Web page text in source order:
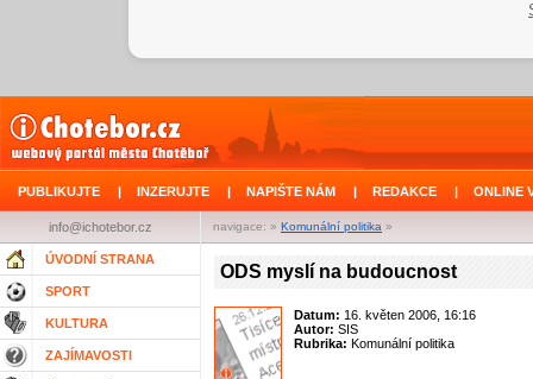
PUBLIKUJTE | INZERUJTE | NAPIŠTE NÁM | REDAKCE | ONLINE
navigace: » Komunální politika »
info@ichotebor.cz
ÚVODNÍ STRANA
SPORT
KULTURA
ZAJÍMAVOSTI
ODS myslí na budoucnost
Datum: 16. květen 2006, 16:16
Autor: SIS
Rubrika: Komunální politika